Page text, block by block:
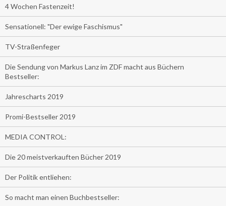
4 Wochen Fastenzeit!
Sensationell: "Der ewige Faschismus"
TV-Straßenfeger
Die Sendung von Markus Lanz im ZDF macht aus Büchern
Bestseller:
Jahrescharts 2019
Promi-Bestseller 2019
MEDIA CONTROL:
Die 20 meistverkauften Bücher 2019
Der Politik entliehen:
So macht man einen Buchbestseller: